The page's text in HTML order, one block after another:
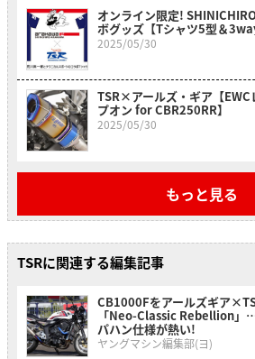
オンライン限定!
ボグッズ【Tシャツ5型＆
2025/05/30
TSR×アールズ・ギア【EWC
プオン for CBR250RR】
2025/05/30
もっと見る
TSRに関連する編集記事
CB1000Fをアールズギア
「Neo-Classic Rebellion」
パハン仕様が熱い!
ヤングマシン編集部(ヨ)